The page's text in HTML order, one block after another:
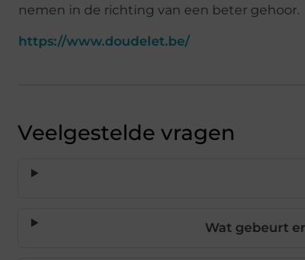
nemen in de richting van een beter gehoor.
https://www.doudelet.be/
Veelgestelde vragen
Wat gebeurt